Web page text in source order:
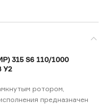
315 S6 110/1000
У2
ротором,
предназначен